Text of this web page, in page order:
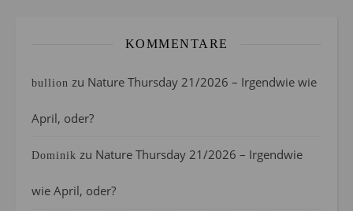
KOMMENTARE
bullion zu Nature Thursday 21/2026 – Irgendwie wie
April, oder?
Dominik zu Nature Thursday 21/2026 – Irgendwie
wie April, oder?